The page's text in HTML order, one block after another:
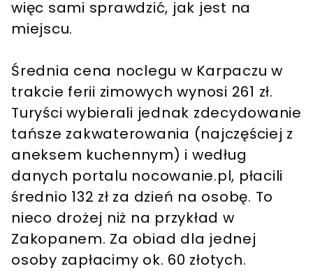
więc sami sprawdzić, jak jest na
miejscu.
Średnia cena noclegu w Karpaczu w
trakcie ferii zimowych wynosi 261 zł.
Turyści wybierali jednak zdecydowanie
tańsze zakwaterowania (najczęściej z
aneksem kuchennym) i według
danych portalu nocowanie.pl, płacili
średnio 132 zł za dzień na osobę. To
nieco drożej niż na przykład w
Zakopanem. Za obiad dla jednej
osoby zapłacimy ok. 60 złotych.